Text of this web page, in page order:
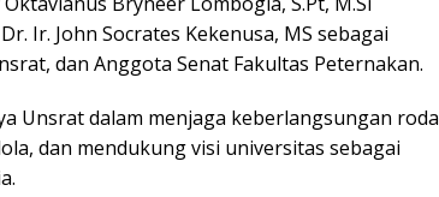
Ir. John Socrates Kekenusa, MS sebagai
dan Anggota Senat Fakultas Peternakan.
Unsrat dalam menjaga keberlangsungan roda
dan mendukung visi universitas sebagai